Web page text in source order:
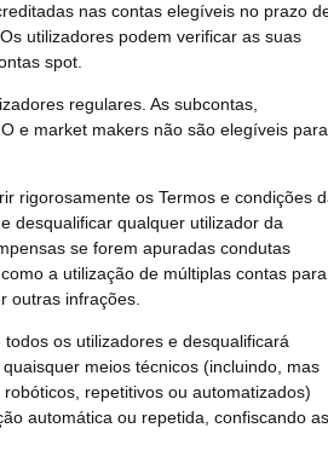
nas contas elegíveis no prazo
utilizadores podem verificar as suas
spot.
regulares. As subcontas,
e market makers não são elegíveis para
rigorosamente os Termos e condições
desqualificar qualquer utilizador da
se forem apuradas condutas
a utilização de múltiplas contas para
outras infrações.
os utilizadores e desqualificará
meios técnicos (incluindo, mas
repetitivos ou automatizados)
automática ou repetida, confiscando as